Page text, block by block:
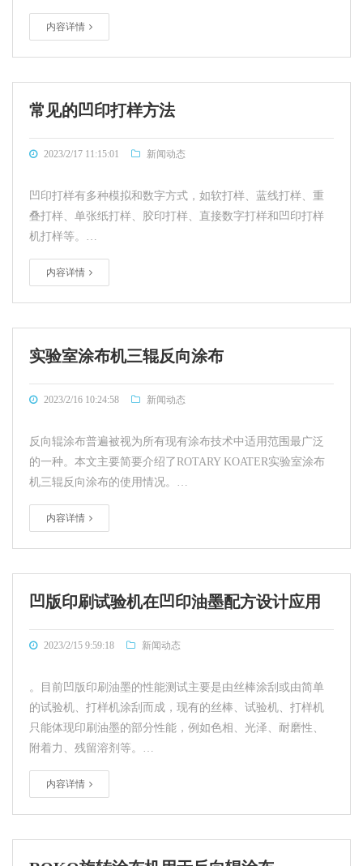
内容详情
常见的凹印打样方法
2023/2/17 11:15:01 新闻动态
凹印打样有多种模拟和数字方式，如软打样、蓝线打样、重
叠打样、单张纸打样、胶印打样、直接数字打样和凹印打样
机打样等。…
内容详情
实验室涂布机三辊反向涂布
2023/2/16 10:24:58 新闻动态
反向辊涂布普遍被视为所有现有涂布技术中适用范围最广泛
的一种。本文主要简要介绍了ROTARY KOATER实验室涂布
机三辊反向涂布的使用情况。…
内容详情
凹版印刷试验机在凹印油墨配方设计应用
2023/2/15 9:59:18 新闻动态
。目前凹版印刷油墨的性能测试主要是由丝棒涂刮或由简单
的试验机、打样机涂刮而成，现有的丝棒、试验机、打样机
只能体现印刷油墨的部分性能，例如色相、光泽、耐磨性、
附着力、残留溶剂等。…
内容详情